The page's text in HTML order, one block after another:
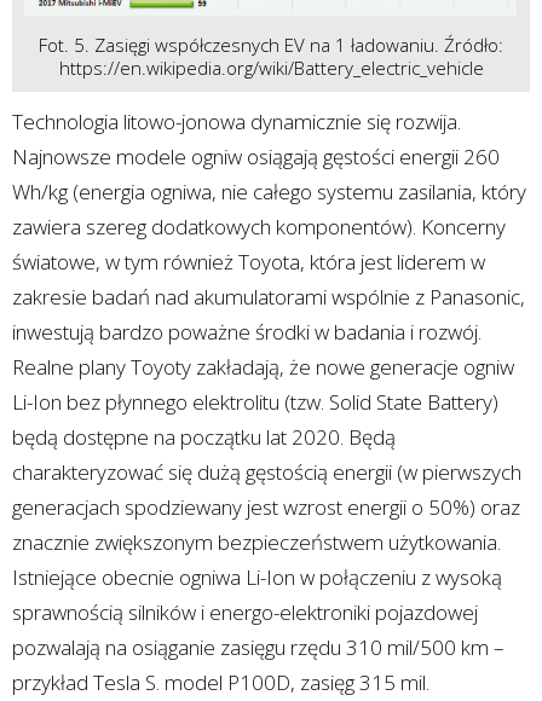
Fot. 5. Zasięgi współczesnych EV na 1 ładowaniu. Źródło:
https://en.wikipedia.org/wiki/Battery_electric_vehicle
Technologia litowo-jonowa dynamicznie się rozwija.
Najnowsze modele ogniw osiągają gęstości energii 260
Wh/kg (energia ogniwa, nie całego systemu zasilania, który
zawiera szereg dodatkowych komponentów). Koncerny
światowe, w tym również Toyota, która jest liderem w
zakresie badań nad akumulatorami wspólnie z Panasonic,
inwestują bardzo poważne środki w badania i rozwój.
Realne plany Toyoty zakładają, że nowe generacje ogniw
Li-Ion bez płynnego elektrolitu (tzw. Solid State Battery)
będą dostępne na początku lat 2020. Będą
charakteryzować się dużą gęstością energii (w pierwszych
generacjach spodziewany jest wzrost energii o 50%) oraz
znacznie zwiększonym bezpieczeństwem użytkowania.
Istniejące obecnie ogniwa Li-Ion w połączeniu z wysoką
sprawnością silników i energo-elektroniki pojazdowej
pozwalają na osiąganie zasięgu rzędu 310 mil/500 km –
przykład Tesla S. model P100D, zasięg 315 mil.